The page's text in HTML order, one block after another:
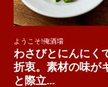
ようこそ!俺酒場
わさびとにんにく
折衷。素材の味が
と際立...